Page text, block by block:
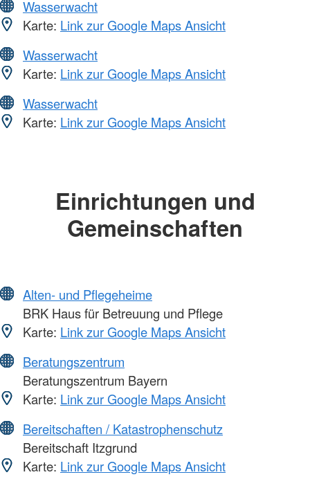
Wasserwacht
Karte: Link zur Google Maps Ansicht
Wasserwacht
Karte: Link zur Google Maps Ansicht
Wasserwacht
Karte: Link zur Google Maps Ansicht
Einrichtungen und
Gemeinschaften
Alten- und Pflegeheime
BRK Haus für Betreuung und Pflege
Karte: Link zur Google Maps Ansicht
Beratungszentrum
Beratungszentrum Bayern
Karte: Link zur Google Maps Ansicht
Bereitschaften / Katastrophenschutz
Bereitschaft Itzgrund
Karte: Link zur Google Maps Ansicht